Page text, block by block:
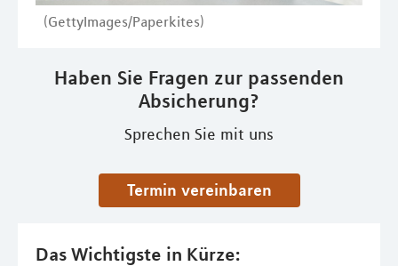
(GettyImages/Paperkites)
Haben Sie Fragen zur passenden
Absicherung?
Sprechen Sie mit uns
Termin vereinbaren
Das Wichtigste in Kürze: